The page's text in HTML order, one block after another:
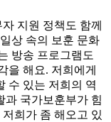
지원 정책도 함께
상 속의 보훈 문화
방송 프로그램도
을 해요. 저희에게
수 있는 저희의 역
과 국가보훈부가 힘
희가 좀 해오고 있